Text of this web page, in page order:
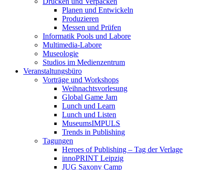
Planen und Entwickeln
Produzieren
Messen und Prüfen
Informatik Pools und Labore
Multimedia-Labore
Museologie
Studios im Medienzentrum
Veranstaltungsbüro
Vorträge und Workshops
Weihnachtsvorlesung
Global Game Jam
Lunch und Learn
Lunch und Listen
MuseumsIMPULS
Trends in Publishing
Tagungen
Heroes of Publishing – Tag der Verlage
innoPRINT Leipzig
JUG Saxony Camp